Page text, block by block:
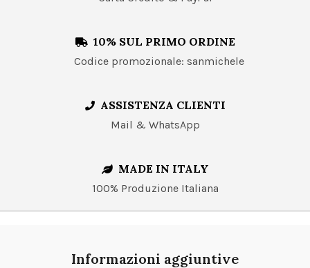
10% SUL PRIMO ORDINE
Codice promozionale: sanmichele
ASSISTENZA CLIENTI
Mail & WhatsApp
MADE IN ITALY
100% Produzione Italiana
Informazioni aggiuntive